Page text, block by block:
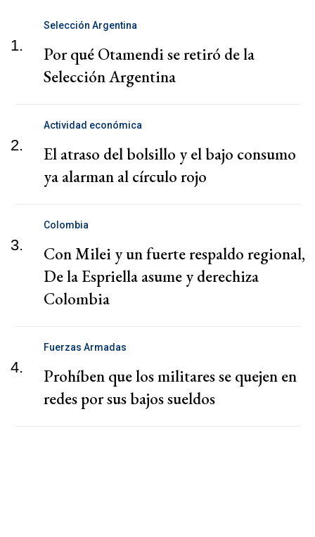
1.
Selección Argentina
Por qué Otamendi se retiró de la
Selección Argentina
2.
Actividad económica
El atraso del bolsillo y el bajo consumo
ya alarman al círculo rojo
3.
Colombia
Con Milei y un fuerte respaldo regional,
De la Espriella asume y derechiza
Colombia
4.
Fuerzas Armadas
Prohíben que los militares se quejen en
redes por sus bajos sueldos